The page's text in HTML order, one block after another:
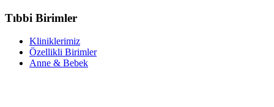
Tıbbi Birimler
Kliniklerimiz
Özellikli Birimler
Anne & Bebek